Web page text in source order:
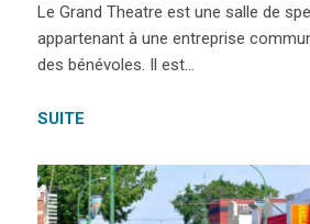
Le Grand Theatre est une salle de
appartenant à une entreprise
des bénévoles. Il est…
SUITE